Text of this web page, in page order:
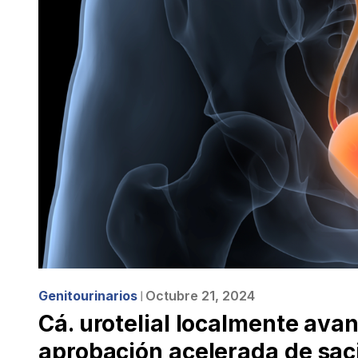
Genitourinarios ❘ Octubre 21, 2024
Cá. urotelial localmente
aprobación acelerada de